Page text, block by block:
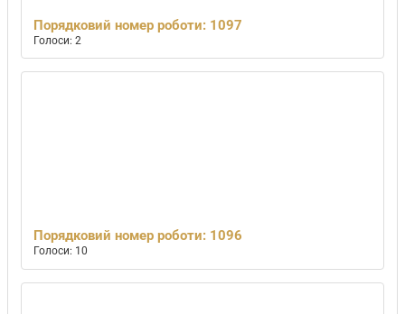
Порядковий номер роботи: 1097
Голоси: 2
Порядковий номер роботи: 1096
Голоси: 10